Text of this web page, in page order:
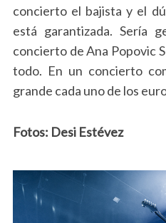
concierto el bajista y el
está garantizada. Sería
concierto de Ana Popovic
todo. En un concierto
grande cada uno de los
Fotos: Desi Estévez